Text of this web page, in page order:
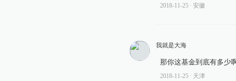
2018-11-25 ∙ 安徽
我就是大海
那你这基金到底有多少
2018-11-25 ∙ 天津